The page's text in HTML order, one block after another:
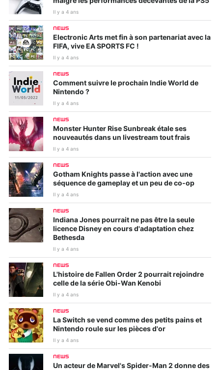
Il y a 4 ans
NEWS
Electronic Arts met fin à son partenariat avec la
FIFA, vive EA SPORTS FC !
Il y a 4 ans
NEWS
Comment suivre le prochain Indie World de
Nintendo ?
Il y a 4 ans
NEWS
Monster Hunter Rise Sunbreak étale ses
nouveautés dans un livestream tout frais
Il y a 4 ans
NEWS
Gotham Knights passe à l'action avec une
séquence de gameplay et un peu de co-op
Il y a 4 ans
NEWS
Indiana Jones pourrait ne pas être la seule
licence Disney en cours d'adaptation chez
Bethesda
Il y a 4 ans
NEWS
L'histoire de Fallen Order 2 pourrait rejoindre
celle de la série Obi-Wan Kenobi
Il y a 4 ans
NEWS
La Switch se vend comme des petits pains et
Nintendo roule sur les pièces d'or
Il y a 4 ans
NEWS
Un acteur de Marvel's Spider-Man 2 donne des